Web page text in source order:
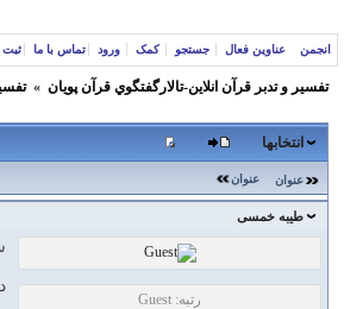
انجمن عناوین فعال جستجو کمک ورود تماس با ما ثبت
تفسير و‌ تدبر قرآن انلاين-تالارگفتگوي قرآن پویان »
انتخابها
عنوان عنوان
طیبه خمسی
رتبه: Guest